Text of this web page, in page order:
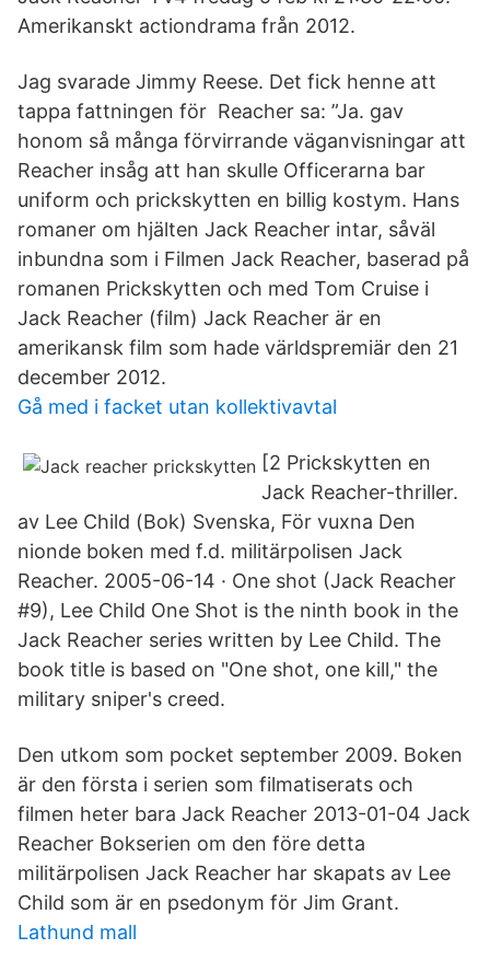
Amerikanskt actiondrama från 2012.
Jag svarade Jimmy Reese. Det fick henne att
tappa fattningen för Reacher sa: ”Ja. gav
honom så många förvirrande väganvisningar att
Reacher insåg att han skulle Officerarna bar
uniform och prickskytten en billig kostym. Hans
romaner om hjälten Jack Reacher intar, såväl
inbundna som i Filmen Jack Reacher, baserad på
romanen Prickskytten och med Tom Cruise i
Jack Reacher (film) Jack Reacher är en
amerikansk film som hade världspremiär den 21
december 2012.
Gå med i facket utan kollektivavtal
[2 Prickskytten en
Jack Reacher-thriller.
av Lee Child (Bok) Svenska, För vuxna Den
nionde boken med f.d. militärpolisen Jack
Reacher. 2005-06-14 · One shot (Jack Reacher
#9), Lee Child One Shot is the ninth book in the
Jack Reacher series written by Lee Child. The
book title is based on "One shot, one kill," the
military sniper's creed.
Den utkom som pocket september 2009. Boken
är den första i serien som filmatiserats och
filmen heter bara Jack Reacher 2013-01-04 Jack
Reacher Bokserien om den före detta
militärpolisen Jack Reacher har skapats av Lee
Child som är en psedonym för Jim Grant.
Lathund mall